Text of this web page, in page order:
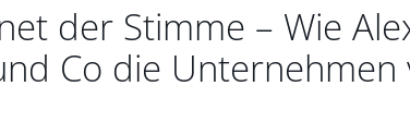
der Stimme – Wie
Co die